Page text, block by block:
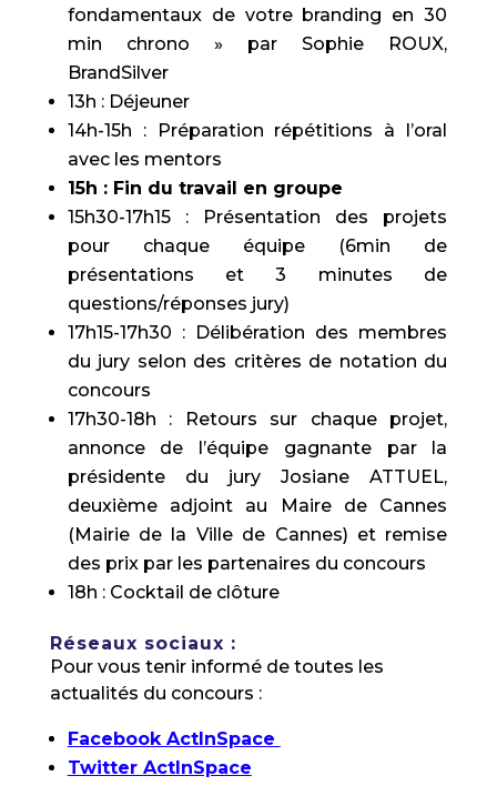
fondamentaux de votre branding en 30
min chrono » par Sophie ROUX,
BrandSilver
13h : Déjeuner
14h-15h : Préparation répétitions à l’oral
avec les mentors
15h : Fin du travail en groupe
15h30-17h15 : Présentation des projets
pour chaque équipe (6min de
présentations et 3 minutes de
questions/réponses jury)
17h15-17h30 : Délibération des membres
du jury selon des critères de notation du
concours
17h30-18h : Retours sur chaque projet,
annonce de l’équipe gagnante par la
présidente du jury Josiane ATTUEL,
deuxième adjoint au Maire de Cannes
(Mairie de la Ville de Cannes) et remise
des prix par les partenaires du concours
18h : Cocktail de clôture
Réseaux sociaux :
Pour vous tenir informé de toutes les
actualités du concours :
Facebook ActInSpace
Twitter ActInSpace